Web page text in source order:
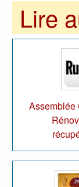
Lire
Assemblée